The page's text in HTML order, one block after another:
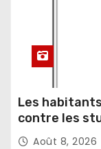
Les
contre les
sorcellerie
Août 8, 2026